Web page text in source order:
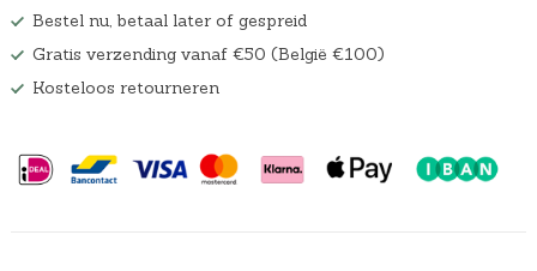
Bestel nu, betaal later of gespreid
Gratis verzending vanaf €50 (België €100)
Kosteloos retourneren